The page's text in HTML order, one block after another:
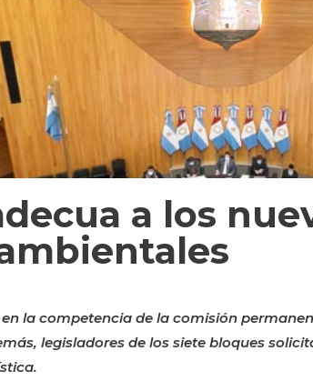
a los
la competencia de la comisión
legisladores de los siete bloques